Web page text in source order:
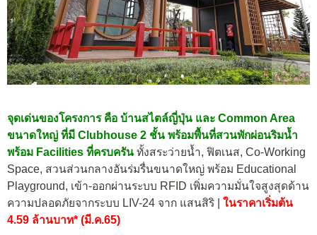
จุดเด่นของโครงการ คือ บ้านสไตล์ญี่ปุ่น และ Common Area
ขนาดใหญ่ ที่มี Clubhouse 2 ชั้น พร้อมพื้นที่สวนพักผ่อนริมน้ำ
พร้อม Facilities ที่ครบครัน ทั้งสระว่ายน้ำ, ฟิตเนส, Co-Working
Space, สวนส่วนกลางอันร่มรื่นขนาดใหญ่ พร้อม Educational
Playground, เข้า-ออกผ่านระบบ RFID เพิ่มความมั่นใจสูงสุดด้าน
ความปลอดภัยจากระบบ LIV-24 จาก แสนสิริ | ในราคาเริ่มต้น
4.59 ล้านบาท* (มี.ค.65)